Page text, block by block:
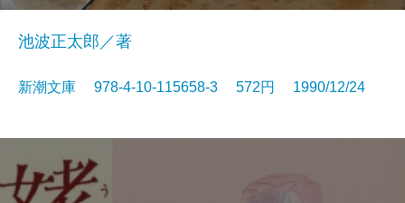
池波正太郎／著
新潮文庫 978-4-10-115658-3 572円 1990/12/24